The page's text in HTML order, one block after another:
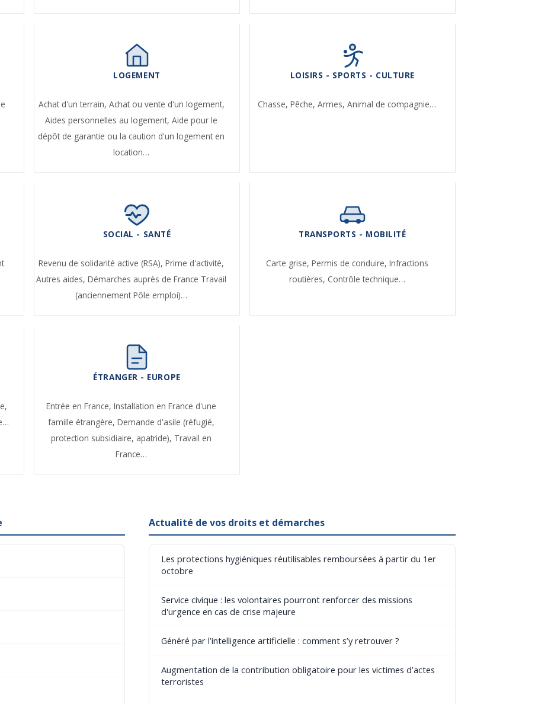
LOGEMENT
Achat d'un terrain, Achat ou vente d'un logement,
Aides personnelles au logement,Aide pour le
dépôt de garantie ou la caution d'un logement en
location…
LOISIRS - SPORTS - CULTURE
Chasse,Pêche,Armes,Animal de compagnie…
SOCIAL - SANTÉ
Revenu de solidarité active (RSA),Prime d'activité,
Autres aides,Démarches auprès de France Travail
(anciennement Pôle emploi)…
TRANSPORTS - MOBILITÉ
Carte grise, Permis de conduire, Infractions
routières, Contrôle technique…
ÉTRANGER - EUROPE
Entrée en France,Installation en France d'une
famille étrangère,Demande d'asile (réfugié,
protection subsidiaire, apatride), Travail en
France…
Actualité de vos droits et démarches
Les protections hygiéniques réutilisables remboursées à partir du 1er
octobre
Service civique : les volontaires pourront renforcer des missions
d'urgence en cas de crise majeure
Généré par l’intelligence artificielle : comment s’y retrouver ?
Augmentation de la contribution obligatoire pour les victimes d’actes
terroristes